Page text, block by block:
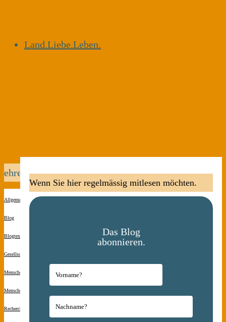
Land.Liebe.Leben.
ehrenamtliche
Allgemein
Blog
Blogtexte
Gesellschaft
Menschen(s)kinder
Menschen(s)kinder
Recherche
Wenn Sie hier regelmässig mitlesen möchten.
Das Blog
abonnieren.